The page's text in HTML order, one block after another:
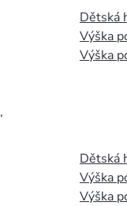
,
Dětská
Výška
Výška
Dětská
Výška
Výška